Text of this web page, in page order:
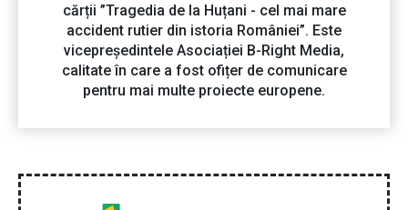
cărții ”Tragedia de la Huțani - cel mai mare
accident rutier din istoria României”. Este
vicepreședintele Asociației B-Right Media,
calitate în care a fost ofițer de comunicare
pentru mai multe proiecte europene.